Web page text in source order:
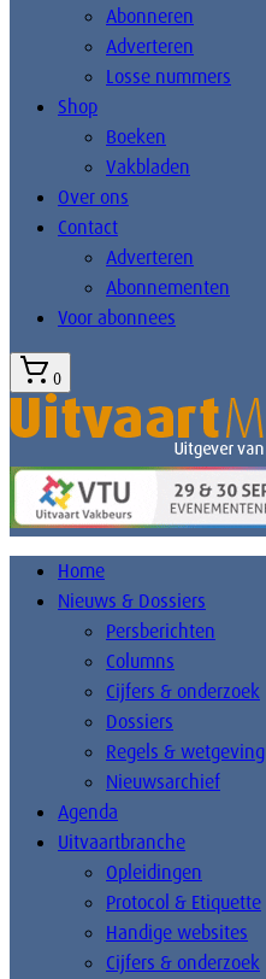
Abonneren
Adverteren
Losse nummers
Shop
Boeken
Vakbladen
Over ons
Contact
Adverteren
Abonnementen
Voor abonnees
0
Home
Nieuws & Dossiers
Persberichten
Columns
Cijfers & onderzoek
Dossiers
Regels & wetgeving
Nieuwsarchief
Agenda
Uitvaartbranche
Opleidingen
Protocol & Etiquette
Handige websites
Cijfers & onderzoek